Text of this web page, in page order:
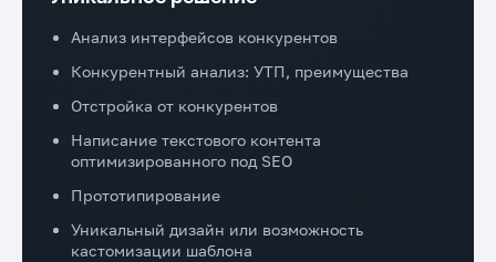
Анализ интерфейсов конкурентов
Конкурентный анализ: УТП, преимущества
Отстройка от конкурентов
Написание текстового контента
оптимизированного под SEO
Прототипирование
Уникальный дизайн или возможность
кастомизации шаблона